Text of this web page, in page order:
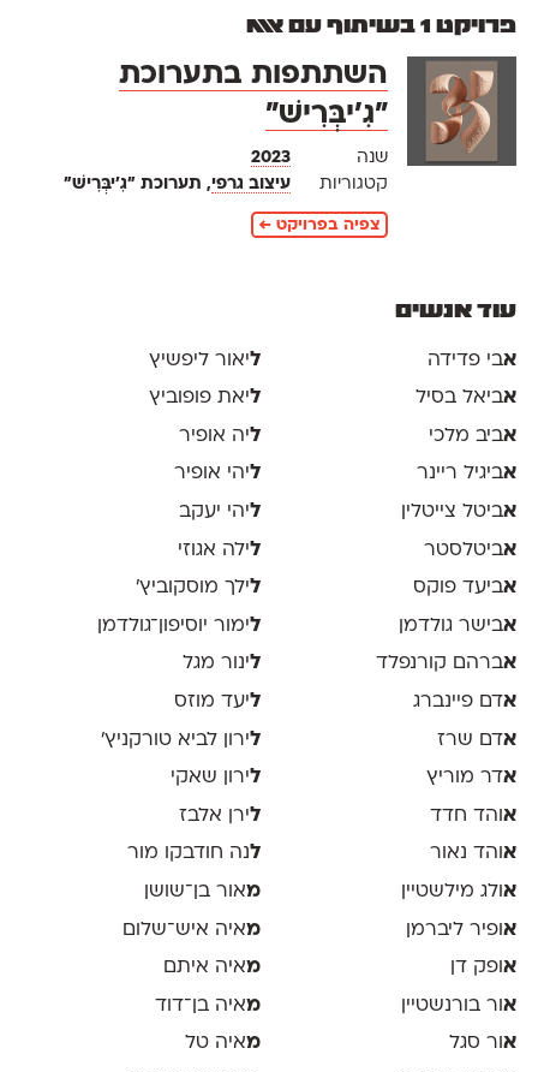
פרויקט 1 בשיתוף עם אאא
השתתפות בתערוכת
״גִ׳יבְּרִישׁ״
שנה
2023
קטגוריות
עיצוב גרפי, תערוכת ״גִ׳יבְּרִישׁ״
צפיה בפרויקט ←
עוד אנשים
אבי פדידה
אביאל בסיל
אביב מלכי
אביגיל ריינר
אביטל צייטלין
אביטלסטר
אביעד פוקס
אבישר גולדמן
אברהם קורנפלד
אדם פיינברג
אדם שרז
אדר מוריץ
אוהד חדד
אוהד נאור
אולג מילשטיין
אופיר ליברמן
אופק דן
אור בורנשטיין
אור סגל
ליאור ליפשיץ
ליאת פופוביץ
ליה אופיר
ליהי אופיר
ליהי יעקב
לילה אגוזי
לילך מוסקוביץ'
לימור יוסיפון־גולדמן
לינור מגל
ליעד מוזס
לירון לביא טורקניץ׳
לירון שאקי
לירן אלבז
לנה חודבקו מור
מאור בן־שושן
מאיה איש־שלום
מאיה איתם
מאיה בן־דוד
מאיה טל